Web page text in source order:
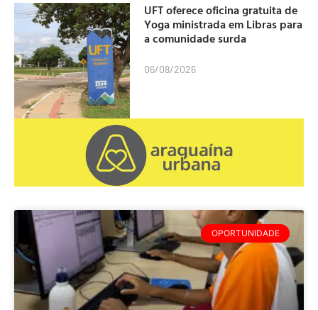
UFT oferece oficina gratuita de
Yoga ministrada em Libras para
a comunidade surda
06/08/2026
OPORTUNIDADE